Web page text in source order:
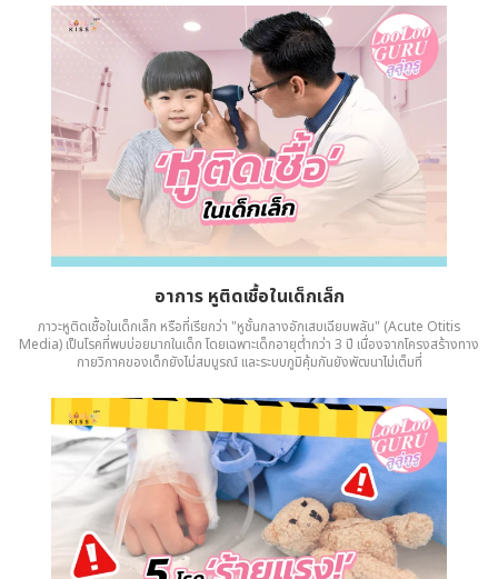
อาการ หูติดเชื้อในเด็กเล็ก
ภาวะหูติดเชื้อในเด็กเล็ก หรือที่เรียกว่า "หูชั้นกลางอักเสบเฉียบพลัน" (Acute Otitis
Media) เป็นโรคที่พบบ่อยมากในเด็ก โดยเฉพาะเด็กอายุต่ำกว่า 3 ปี เนื่องจากโครงสร้างทาง
กายวิภาคของเด็กยังไม่สมบูรณ์ และระบบภูมิคุ้มกันยังพัฒนาไม่เต็มที่